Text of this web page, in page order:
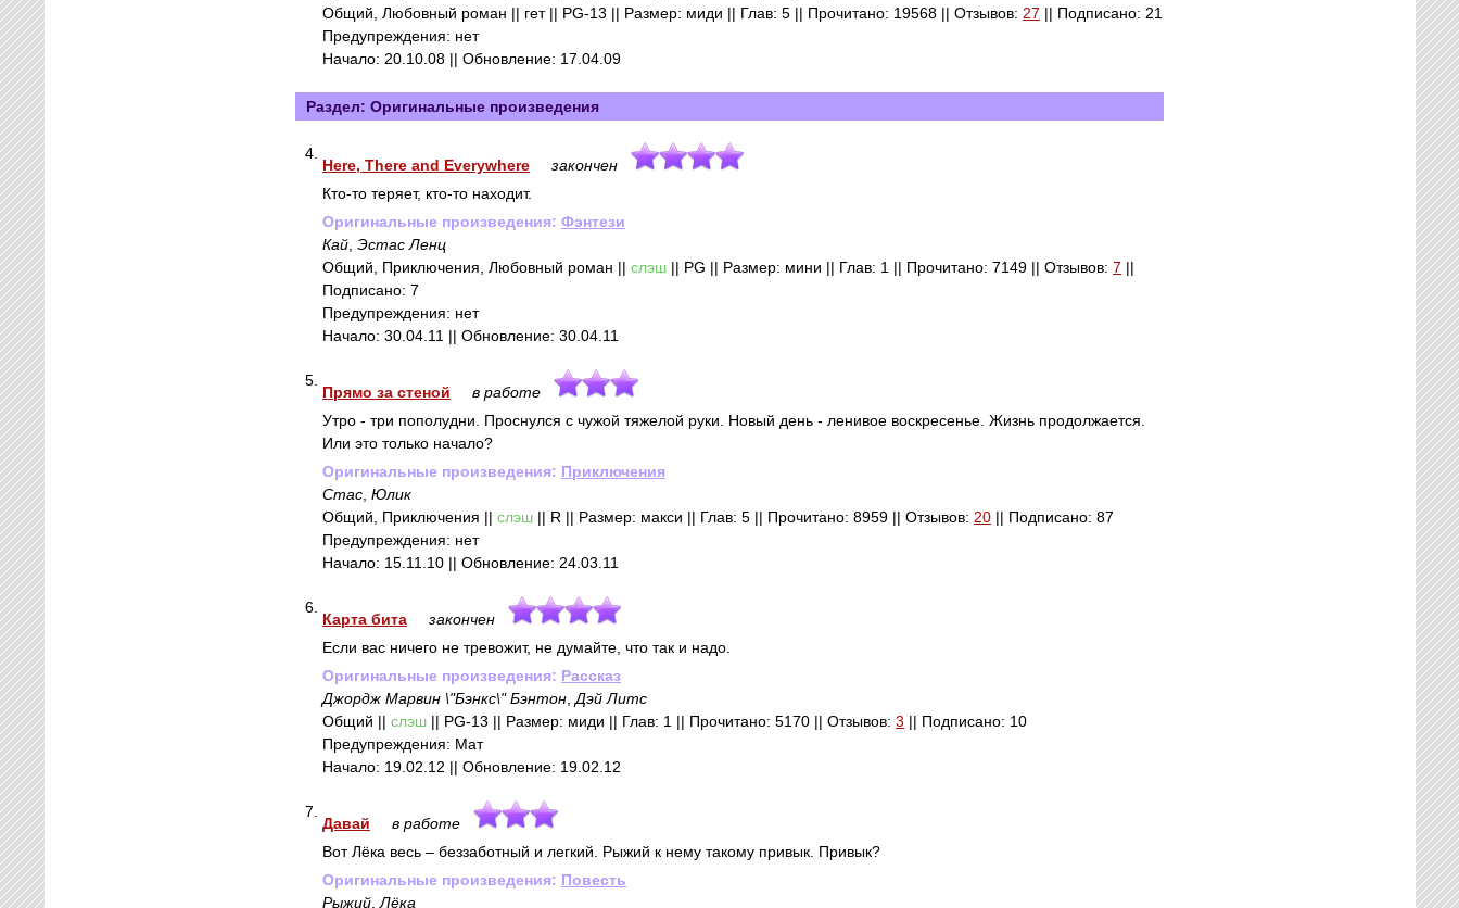
Общий, Любовный роман || гет || PG-13 || Размер: миди || Глав: 5 || Прочитано: 19568 || Отзывов: 27 || Подписано: 21
Предупреждения: нет
Начало: 20.10.08 || Обновление: 17.04.09
Раздел: Оригинальные произведения
4.
Here, There and Everywhere
закончен
Кто-то теряет, кто-то находит.
Оригинальные произведения: Фэнтези
Кай Эстас Ленц
Общий, Приключения, Любовный роман || слэш || PG || Размер: мини || Глав: 1 || Прочитано: 7149 || Отзывов: 7 ||
Подписано: 7
Предупреждения: нет
Начало: 30.04.11 || Обновление: 30.04.11
5.
Прямо за стеной
в работе
Утро - три пополудни. Проснулся с чужой тяжелой руки. Новый день - ленивое воскресенье. Жизнь продолжается.
Или это только начало?
Оригинальные произведения: Приключения
Стас Юлик
Общий, Приключения || слэш || R || Размер: макси || Глав: 5 || Прочитано: 8959 || Отзывов: 20 || Подписано: 87
Предупреждения: нет
Начало: 15.11.10 || Обновление: 24.03.11
6.
Карта бита
закончен
Если вас ничего не тревожит, не думайте, что так и надо.
Оригинальные произведения: Рассказ
Джордж Марвин \"Бэнкс\" Бэнтон Дэй Литс
Общий || слэш || PG-13 || Размер: миди || Глав: 1 || Прочитано: 5170 || Отзывов: 3 || Подписано: 10
Предупреждения: Мат
Начало: 19.02.12 || Обновление: 19.02.12
7.
Давай
в работе
Вот Лёка весь – беззаботный и легкий. Рыжий к нему такому привык. Привык?
Оригинальные произведения: Повесть
Рыжий Лёка